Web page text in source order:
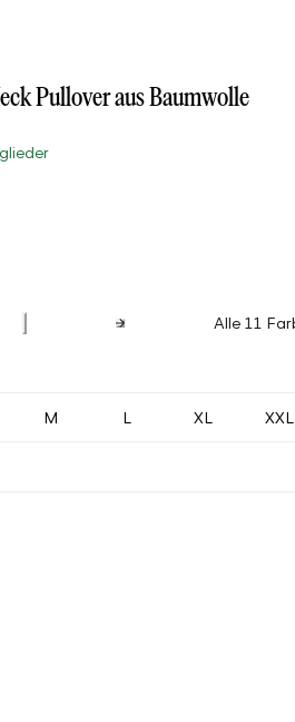
Pullover aus Baumwolle
Alle 11
M L XL XXL